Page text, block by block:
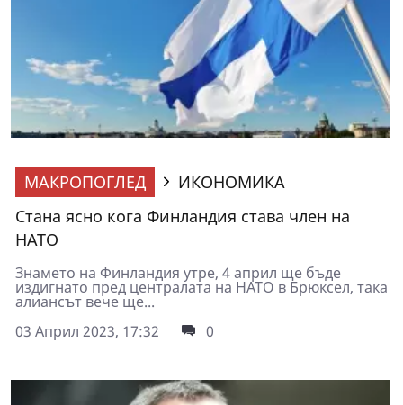
МАКРОПОГЛЕД
ИКОНОМИКА
Стана ясно кога Финландия става член на
НАТО
Знамето на Финландия утре, 4 април ще бъде
издигнато пред централата на НАТО в Брюксел, така
алиансът вече ще...
03 Април 2023, 17:32
0